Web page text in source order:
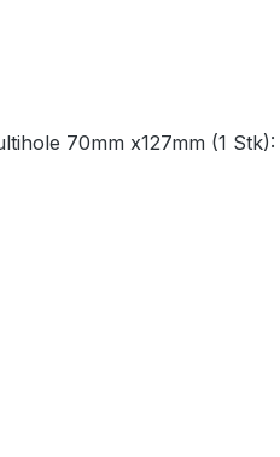
70mm x127mm (1 Stk):